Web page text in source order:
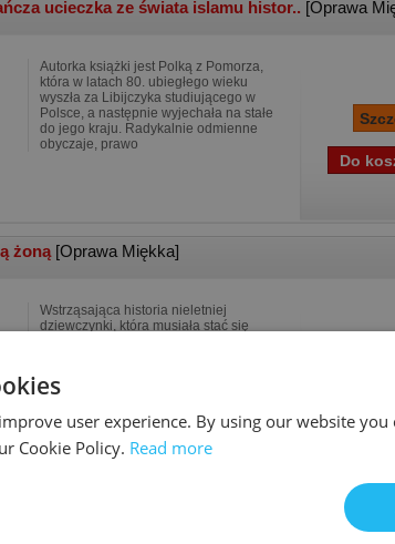
ucieczka ze świata islamu histor.. [Oprawa
Autorka książki jest Polką z Pomorza,
która w latach 80. ubiegłego wieku
wyszła za Libijczyka studiującego w
Polsce, a następnie wyjechała na stałe
do jego kraju. Radykalnie odmienne
obyczaje, prawo
żoną [Oprawa Miękka]
Wstrząsająca historia nieletniej
dziewczynki, która musiała stać się
móc opowiedzieć ją
user experience. By using our website you
Cookie Policy. Read more